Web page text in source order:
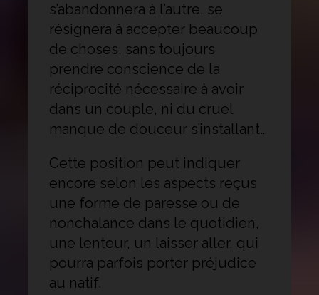
s’abandonnera à l’autre, se
résignera à accepter beaucoup
de choses, sans toujours
prendre conscience de la
réciprocité nécessaire à avoir
dans un couple, ni du cruel
manque de douceur s’installant…
Cette position peut indiquer
encore selon les aspects reçus
une forme de paresse ou de
nonchalance dans le quotidien,
une lenteur, un laisser aller, qui
pourra parfois porter préjudice
au natif.